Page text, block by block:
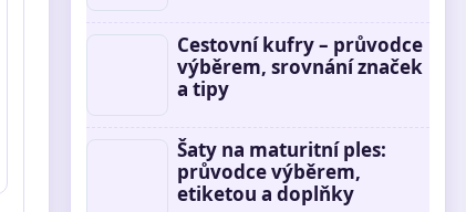
Cestovní kufry – průvodce
výběrem, srovnání značek
a tipy
Šaty na maturitní ples:
průvodce výběrem,
etiketou a doplňky